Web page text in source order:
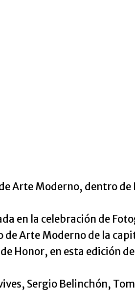
Arte Moderno, dentro
en la celebración de
Arte Moderno de la
Honor, en esta edición
Sergio Belinchón,